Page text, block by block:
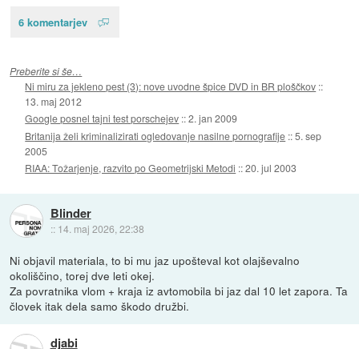
6 komentarjev
Preberite si še…
Ni miru za jekleno pest (3): nove uvodne špice DVD in BR ploščkov ::
13. maj 2012
Google posnel tajni test porschejev ::2. jan 2009
Britanija želi kriminalizirati ogledovanje nasilne pornografije ::5. sep
2005
RIAA: Tožarjenje, razvito po Geometrijski Metodi ::20. jul 2003
Blinder
:: 14. maj 2026, 22:38
Ni objavil materiala, to bi mu jaz upošteval kot olajševalno
okoliščino, torej dve leti okej.
Za povratnika vlom + kraja iz avtomobila bi jaz dal 10 let zapora. Ta
človek itak dela samo škodo družbi.
djabi